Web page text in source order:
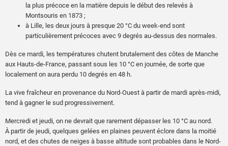
la plus précoce en la matière depuis le début des relevés à
Montsouris en 1873 ;
à Lille, les deux jours à presque 20 °C du week-end sont
particulièrement précoces avec 9 degrés au-dessus des normales.
Dès ce mardi, les températures chutent brutalement des côtes de Manche
aux Hauts-de-France, passant sous les 10 °C en journée, de sorte que
localement on aura perdu 10 degrés en 48 h.
La vive fraîcheur en provenance du Nord-Ouest à partir de mardi après-midi,
tend à gagner le sud progressivement.
Mercredi et jeudi, on ne devrait que rarement dépasser les 10 °C au nord.
À partir de jeudi, quelques gelées en plaines peuvent éclore dans la moitié
nord, et des chutes de neiges à basse altitude sont probables dans le Nord-